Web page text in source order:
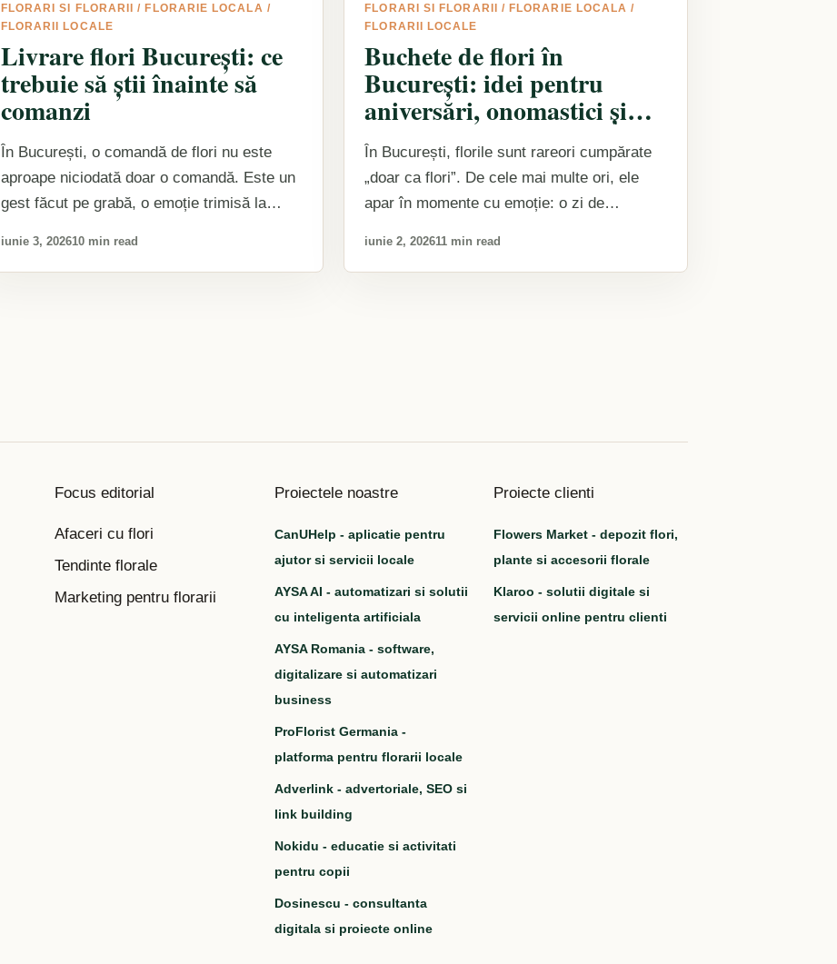
FLORARI SI FLORARII /FLORARIE LOCALA /
FLORARII LOCALE
Livrare flori București: ce
trebuie să știi înainte să
comanzi
În București, o comandă de flori nu este
aproape niciodată doar o comandă. Este un
gest făcut pe grabă, o emoție trimisă la
iunie 3, 202610 min read
FLORARI SI FLORARII /FLORARIE LOCALA /
FLORARII LOCALE
Buchete de flori în
București: idei pentru
aniversări, onomastici și
surprize
În București, florile sunt rareori cumpărate
„doar ca flori”. De cele mai multe ori, ele
apar în momente cu emoție: o zi de
iunie 2, 202611 min read
Focus editorial
Afaceri cu flori
Tendinte florale
Marketing pentru florarii
Proiectele noastre
CanUHelp - aplicatie pentru
ajutor si servicii locale
AYSA AI - automatizari si solutii
cu inteligenta artificiala
AYSA Romania - software,
digitalizare si automatizari
business
ProFlorist Germania -
platforma pentru florarii locale
Adverlink - advertoriale, SEO si
link building
Nokidu - educatie si activitati
pentru copii
Dosinescu - consultanta
digitala si proiecte online
Proiecte clienti
Flowers Market - depozit flori,
plante si accesorii florale
Klaroo - solutii digitale si
servicii online pentru clienti